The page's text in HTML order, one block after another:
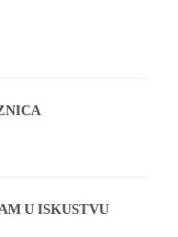
U ISKUSTVU